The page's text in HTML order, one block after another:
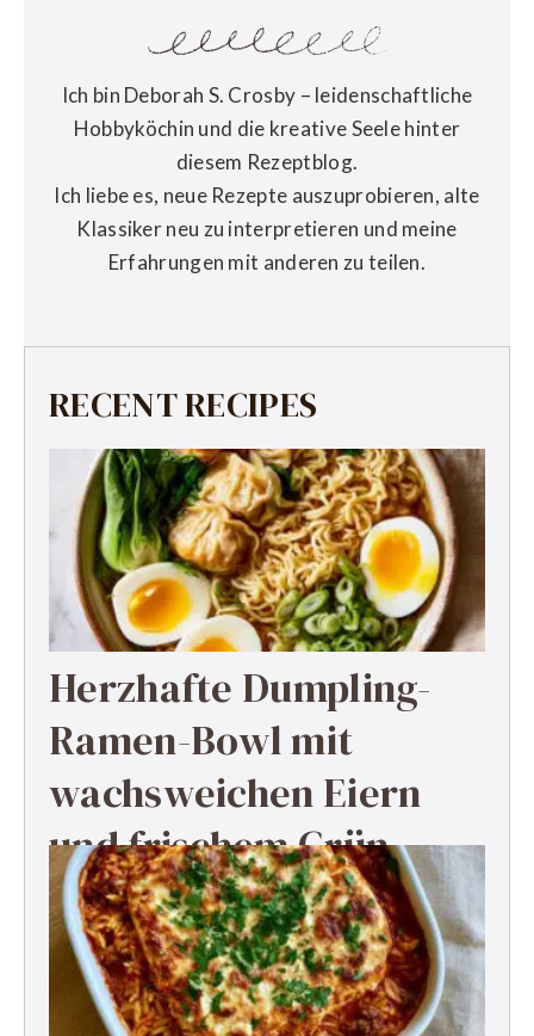
Ich bin Deborah S. Crosby – leidenschaftliche
Hobbyköchin und die kreative Seele hinter
diesem Rezeptblog.
Ich liebe es, neue Rezepte auszuprobieren, alte
Klassiker neu zu interpretieren und meine
Erfahrungen mit anderen zu teilen.
RECENT RECIPES
Herzhafte Dumpling-
Ramen-Bowl mit
wachsweichen Eiern
und frischem Grün